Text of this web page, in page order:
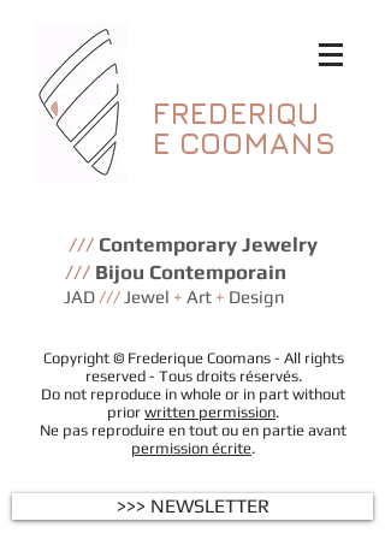
FREDERIQU
E COOMANS
/// Contemporary Jewelry
/// Bijou Contemporain
JAD /// Jewel + Art + Design
Copyright © Frederique Coomans - All rights
reserved - Tous droits réservés.
Do not reproduce in whole or in part without
prior written permission.
Ne pas reproduire en tout ou en partie avant
permission écrite.
>>> NEWSLETTER